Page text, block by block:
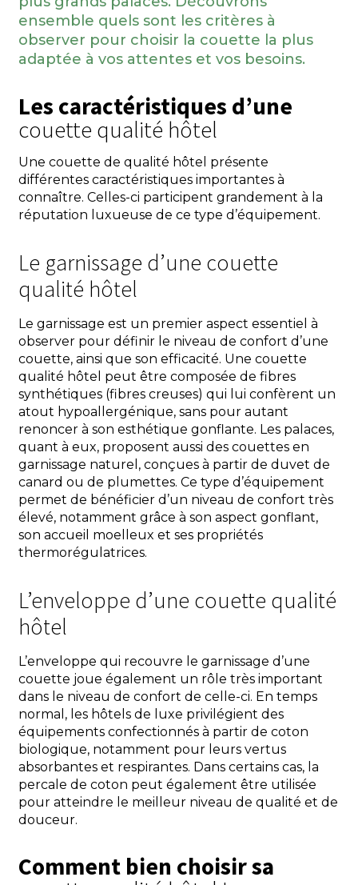
ensemble quels sont les critères à
observer pour choisir la couette la plus
adaptée à vos attentes et vos besoins.
Les caractéristiques d’une
couette qualité hôtel
Une couette de qualité hôtel présente
différentes caractéristiques importantes à
connaître. Celles-ci participent grandement à la
réputation luxueuse de ce type d’équipement.
Le garnissage d’une couette
qualité hôtel
Le garnissage est un premier aspect essentiel à
observer pour définir le niveau de confort d’une
couette, ainsi que son efficacité. Une couette
qualité hôtel peut être composée de fibres
synthétiques (fibres creuses) qui lui confèrent un
atout hypoallergénique, sans pour autant
renoncer à son esthétique gonflante. Les palaces,
quant à eux, proposent aussi des couettes en
garnissage naturel, conçues à partir de duvet de
canard ou de plumettes. Ce type d’équipement
permet de bénéficier d’un niveau de confort très
élevé, notamment grâce à son aspect gonflant,
son accueil moelleux et ses propriétés
thermorégulatrices.
L’enveloppe d’une couette qualité
hôtel
L’enveloppe qui recouvre le garnissage d’une
couette joue également un rôle très important
dans le niveau de confort de celle-ci. En temps
normal, les hôtels de luxe privilégient des
équipements confectionnés à partir de coton
biologique, notamment pour leurs vertus
absorbantes et respirantes. Dans certains cas, la
percale de coton peut également être utilisée
pour atteindre le meilleur niveau de qualité et de
douceur.
Comment bien choisir sa